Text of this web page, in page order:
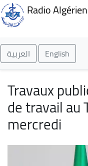
Radio
العربية English
Travaux
de travail au
mercredi